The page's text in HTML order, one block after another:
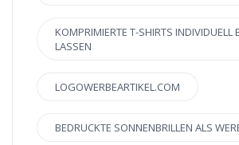
KOMPRIMIERTE T-SHIRTS INDIVIDUELL
LASSEN
LOGOWERBEARTIKEL.COM
BEDRUCKTE SONNENBRILLEN ALS